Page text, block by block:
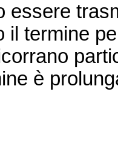
il termine
è